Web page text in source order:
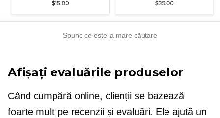
Spune ce este la mare căutare
Afișați evaluările produselor
Când cumpără online, clienții se bazează
foarte mult pe recenzii și evaluări. Ele ajută un